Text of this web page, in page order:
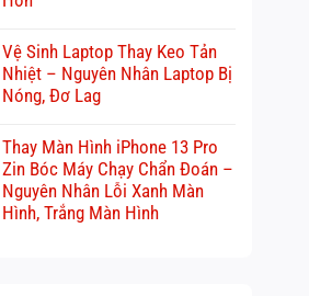
Vệ Sinh Laptop Thay Keo Tản
Nhiệt – Nguyên Nhân Laptop Bị
Nóng, Đơ Lag
Thay Màn Hình iPhone 13 Pro
Zin Bóc Máy Chạy Chẩn Đoán –
Nguyên Nhân Lỗi Xanh Màn
Hình, Trắng Màn Hình